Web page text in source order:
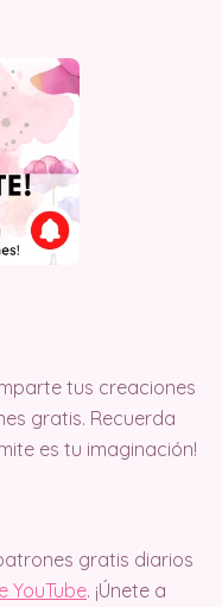
tus creaciones
gratis. Recuerda
es tu imaginación!
gratis diarios
YouTube. ¡Únete a